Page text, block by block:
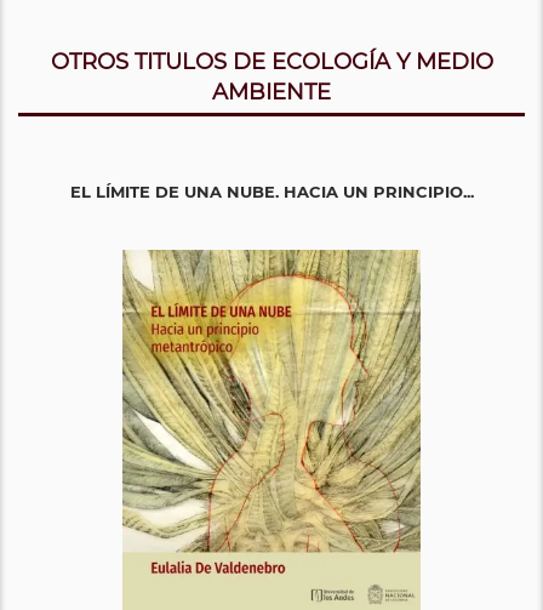
OTROS TITULOS DE ECOLOGÍA Y MEDIO
AMBIENTE
EL LÍMITE DE UNA NUBE. HACIA UN PRINCIPIO...